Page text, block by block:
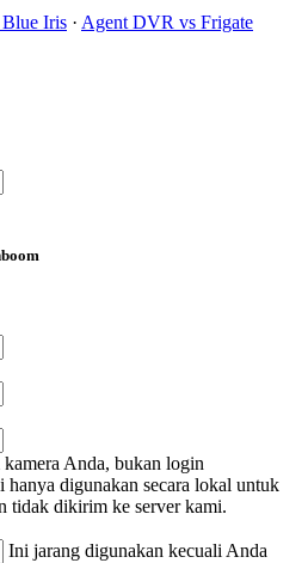
Iris · Agent DVR vs Frigate
Anda, bukan login
digunakan secara lokal untuk
tidak dikirim ke server kami.
Ini jarang digunakan kecuali Anda